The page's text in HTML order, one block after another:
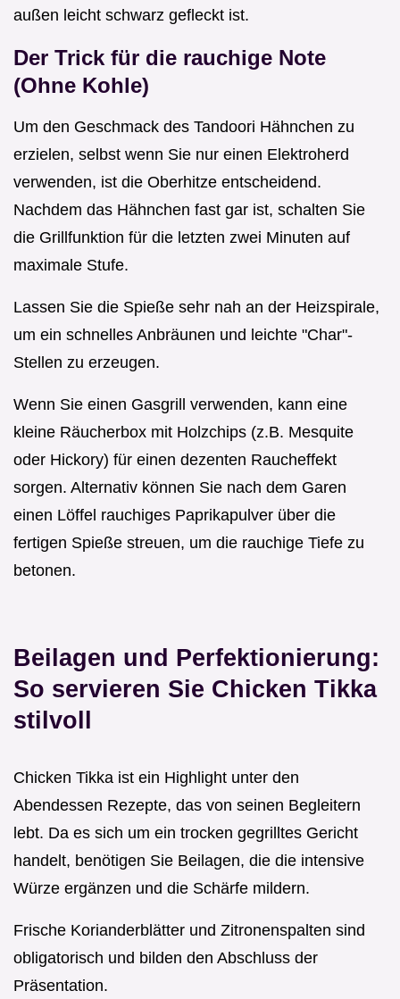
außen leicht schwarz gefleckt ist.
Der Trick für die rauchige Note
(Ohne Kohle)
Um den Geschmack des Tandoori Hähnchen zu
erzielen, selbst wenn Sie nur einen Elektroherd
verwenden, ist die Oberhitze entscheidend.
Nachdem das Hähnchen fast gar ist, schalten Sie
die Grillfunktion für die letzten zwei Minuten auf
maximale Stufe.
Lassen Sie die Spieße sehr nah an der Heizspirale,
um ein schnelles Anbräunen und leichte "Char"-
Stellen zu erzeugen.
Wenn Sie einen Gasgrill verwenden, kann eine
kleine Räucherbox mit Holzchips (z.B. Mesquite
oder Hickory) für einen dezenten Raucheffekt
sorgen. Alternativ können Sie nach dem Garen
einen Löffel rauchiges Paprikapulver über die
fertigen Spieße streuen, um die rauchige Tiefe zu
betonen.
Beilagen und Perfektionierung:
So servieren Sie Chicken Tikka
stilvoll
Chicken Tikka ist ein Highlight unter den
Abendessen Rezepte, das von seinen Begleitern
lebt. Da es sich um ein trocken gegrilltes Gericht
handelt, benötigen Sie Beilagen, die die intensive
Würze ergänzen und die Schärfe mildern.
Frische Korianderblätter und Zitronenspalten sind
obligatorisch und bilden den Abschluss der
Präsentation.